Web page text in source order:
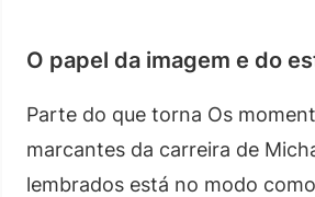
O papel da imagem e do
Parte do que torna Os
marcantes da carreira de
lembrados está no modo